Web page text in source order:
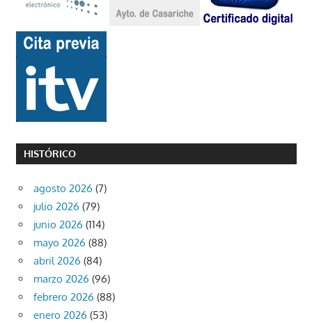
HISTÓRICO
agosto 2026 (7)
julio 2026 (79)
junio 2026 (114)
mayo 2026 (88)
abril 2026 (84)
marzo 2026 (96)
febrero 2026 (88)
enero 2026 (53)